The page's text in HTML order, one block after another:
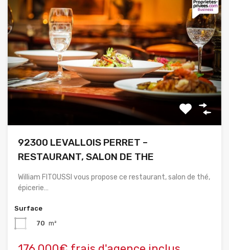
92300 LEVALLOIS PERRET –
RESTAURANT, SALON DE THE
William FITOUSSI vous propose ce restaurant, salon de thé,
épicerie…
Surface
70 m²